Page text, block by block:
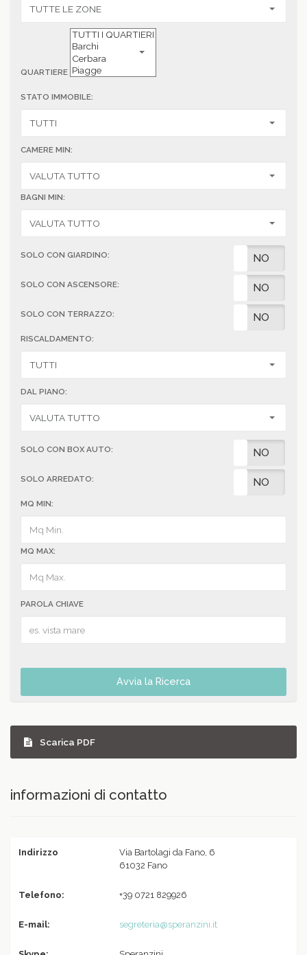
QUARTIERE
STATO IMMOBILE:
CAMERE MIN:
BAGNI MIN:
SOLO CON GIARDINO: NO
SOLO CON ASCENSORE: NO
SOLO CON TERRAZZO: NO
RISCALDAMENTO:
DAL PIANO:
SOLO CON BOX AUTO: NO
SOLO ARREDATO: NO
MQ MIN:
MQ MAX:
PAROLA CHIAVE
Avvia la Ricerca
Scarica PDF
informazioni di contatto
Indirizzo
Via Bartolagi da Fano, 6
61032 Fano
Telefono: +39 0721 829926
E-mail: segreteria@speranzini.it